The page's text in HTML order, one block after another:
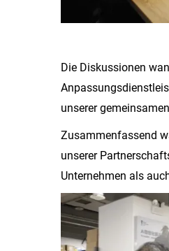
Die Diskussionen
unserer
Zusammenfassend
unserer
Unternehmen als